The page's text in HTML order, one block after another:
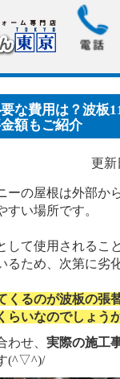
張り替えに必要な
.....
な費用は？波板
額もご紹介
更新
の屋根は外部か
すい場所です。
して使用されるこ
るため、次第に劣
くるのが波板の張
らいなのでしょう
わせ、実際の施工
(^▽^)/